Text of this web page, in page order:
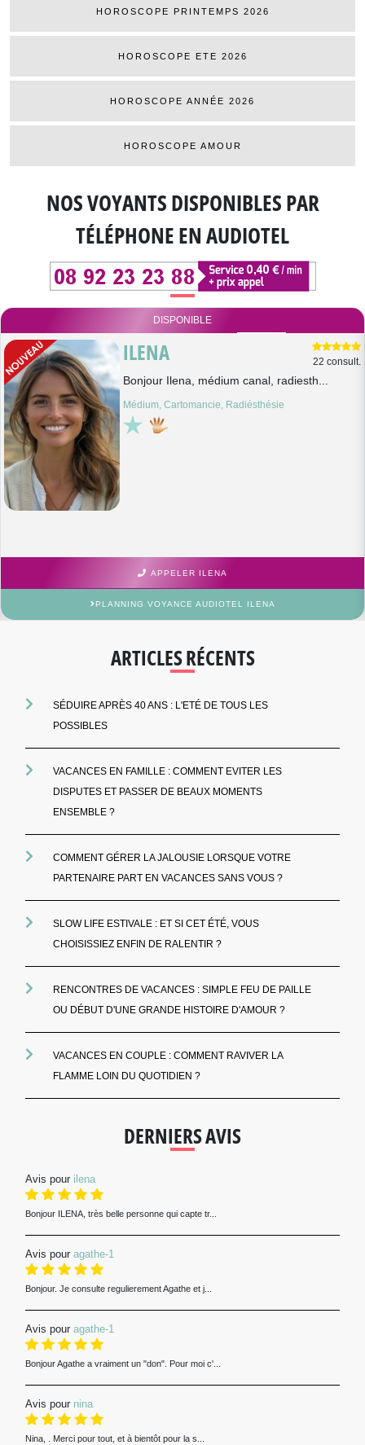
HOROSCOPE PRINTEMPS 2026
HOROSCOPE ETE 2026
HOROSCOPE ANNÉE 2026
HOROSCOPE AMOUR
NOS VOYANTS DISPONIBLESPAR
TÉLÉPHONE EN AUDIOTEL
DISPONIBLE
ILENA 22 consult.
Bonjour Ilena, médium canal, radiesth...
Médium, Cartomancie, Radiésthésie
APPELER ILENA
PLANNING VOYANCE AUDIOTEL ILENA
ARTICLES RÉCENTS
SÉDUIRE APRÈS 40 ANS : L'ETÉ DE TOUS LES
POSSIBLES
VACANCES EN FAMILLE : COMMENT EVITER LES
DISPUTES ET PASSER DE BEAUX MOMENTS
ENSEMBLE ?
COMMENT GÉRER LA JALOUSIE LORSQUE VOTRE
PARTENAIRE PART EN VACANCES SANS VOUS ?
SLOW LIFE ESTIVALE : ET SI CET ÉTÉ, VOUS
CHOISISSIEZ ENFIN DE RALENTIR ?
RENCONTRES DE VACANCES : SIMPLE FEU DE PAILLE
OU DÉBUT D'UNE GRANDE HISTOIRE D'AMOUR ?
VACANCES EN COUPLE : COMMENT RAVIVER LA
FLAMME LOIN DU QUOTIDIEN ?
DERNIERS AVIS
Avis pour ilena
Bonjour ILENA, très belle personne qui capte tr...
Avis pour agathe-1
Bonjour. Je consulte regulierement Agathe et j...
Avis pour agathe-1
Bonjour Agathe a vraiment un "don". Pour moi c'...
Avis pour nina
Nina, . Merci pour tout, et à bientôt pour la s...